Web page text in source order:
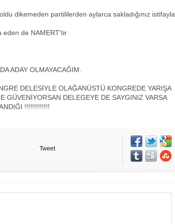
dikemeden partililerden aylarca sakladığınız istifayla
eden de NAMERT'tir
ADAY OLMAYACAĞIM.
DELESİYLE OLAĞANÜSTÜ KONGREDE YARIŞA
GÜVENİYORSAN DELEGEYE DE SAYGINIZ VARSA
!!!!!!!!!!!!!
Tweet